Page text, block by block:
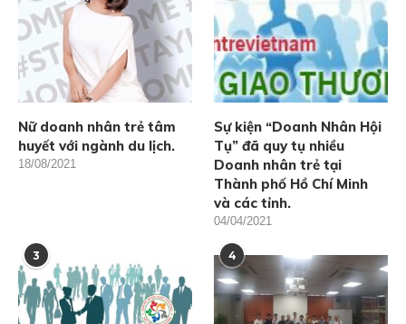
Nữ doanh nhân trẻ tâm
huyết với ngành du lịch.
18/08/2021
Sự kiện “Doanh Nhân Hội
Tụ” đã quy tụ nhiều
Doanh nhân trẻ tại
Thành phố Hồ Chí Minh
và các tỉnh.
04/04/2021
3 4